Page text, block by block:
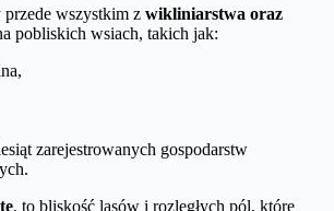
przede wszystkim z wikliniarstwa oraz
pobliskich wsiach, takich jak:
zarejestrowanych gospodarstw
, to bliskość lasów i rozległych pól, które